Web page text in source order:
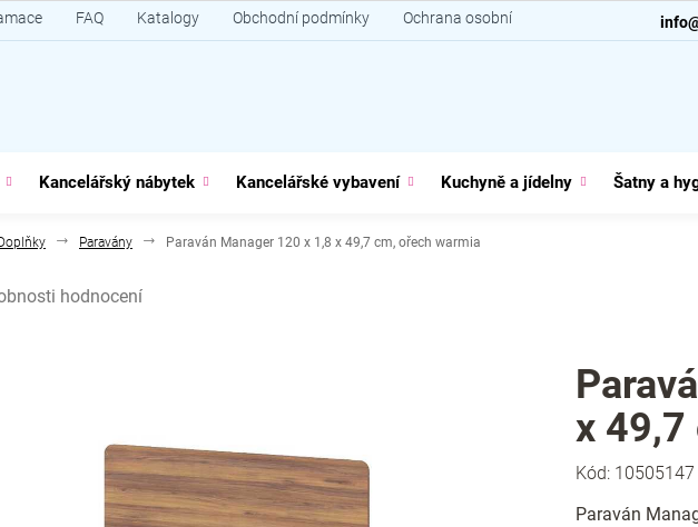
FAQ Katalogy Obchodní podmínky Ochrana osobních údajů
Kancelářský nábytek Kancelářské vybavení Kuchyně a jídelny Šatny a
Paravány Paraván Manager 120 x 1,8 x 49,7 cm, ořech warmia
hodnocení
x 49,7
Kód: 10505147
Paraván